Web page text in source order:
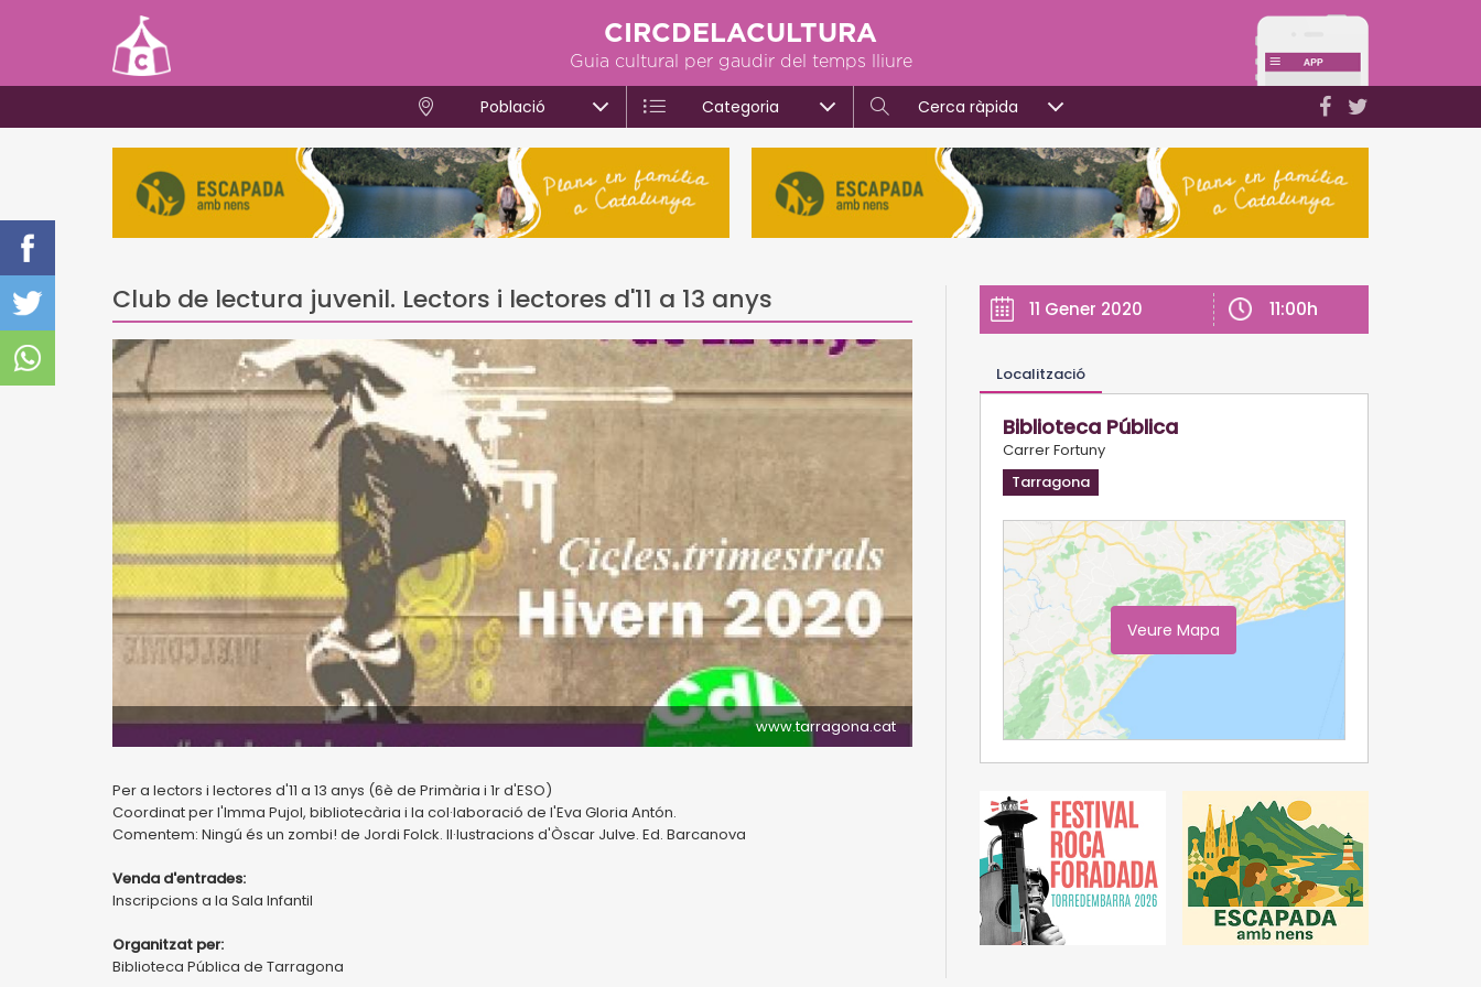
CIRCDELACULTURA
Guia cultural per gaudir del temps lliure
Població Categoria Cerca ràpida
Club de lectura juvenil. Lectors i lectores d'11 a 13 anys
www.tarragona.cat
Per a lectors i lectores d'11 a 13 anys (6è de Primària i 1r d'ESO)
Coordinat per l'Imma Pujol, bibliotecària i la col·laboració de l'Eva Gloria Antón.
Comentem: Ningú és un zombi! de Jordi Folck. Il·lustracions d'Òscar Julve. Ed. Barcanova
Venda d'entrades:
Inscripcions a la Sala Infantil
Organitzat per:
Biblioteca Pública de Tarragona
11 Gener 2020 11:00h
Localització
Biblioteca Pública
Carrer Fortuny
Tarragona
Veure Mapa